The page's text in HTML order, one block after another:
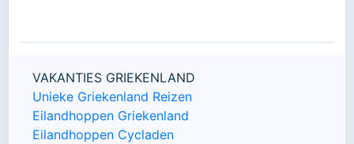
VAKANTIES GRIEKENLAND
Unieke Griekenland Reizen
Eilandhoppen Griekenland
Eilandhoppen Cycladen